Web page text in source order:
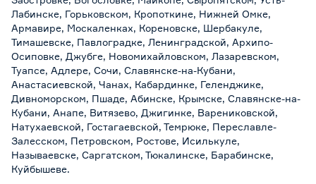
Лабинске, Горьковском, Кропоткине, Нижней Омке,
Армавире, Москаленках, Кореновске, Шербакуле,
Тимашевске, Павлоградке, Ленинградской, Архипо-
Осиповке, Джубге, Новомихайловском, Лазаревском,
Туапсе, Адлере, Сочи, Славянске-на-Кубани,
Анастасиевской, Чанах, Кабардинке, Геленджике,
Дивноморском, Пшаде, Абинске, Крымске, Славянске-на-
Кубани, Анапе, Витязево, Джигинке, Варениковской,
Натухаевской, Гостагаевской, Темрюке, Переславле-
Залесском, Петровском, Ростове, Исилькуле,
Называевске, Саргатском, Тюкалинске, Барабинске,
Куйбышеве.